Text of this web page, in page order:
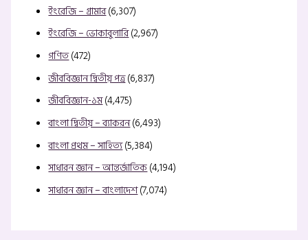
ইংরেজি – গ্রামার(6,307)
ইংরেজি – ভোকাবুলারি(2,967)
গণিত(472)
জীববিজ্ঞান দ্বিতীয় পত্র(6,837)
জীববিজ্ঞান-১ম(4,475)
বাংলা দ্বিতীয় – ব্যাকরন(6,493)
বাংলা প্রথম – সাহিত্য(5,384)
সাধারন জ্ঞান – আন্তর্জাতিক(4,194)
সাধারন জ্ঞান – বাংলাদেশ(7,074)